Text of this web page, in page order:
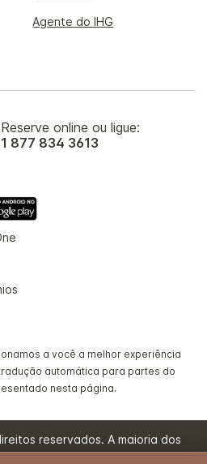
Agente do IHG
Reserve online ou ligue:
1 877 834 3613
a você a melhor experiência
automática para partes do
nesta página.
reservados. A maioria dos
independente e/ou